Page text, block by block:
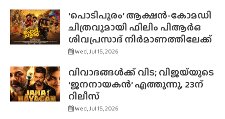
‘പൊടിപൂരം’ ആക്ഷൻ-കോമഡി
ചിത്രവുമായി ഫിലിം പിആർഒ
ശിവപ്രസാദ് നിർമാണത്തിലേക്ക്
Wed, Jul 15, 2026
വിവാദങ്ങൾക്ക് വിട; വിജയ്‌യുടെ
‘ജനനായകൻ’ എത്തുന്നു, 23ന്
റിലീസ്
Wed, Jul 15, 2026